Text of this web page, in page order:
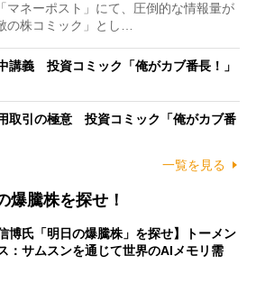
ネーポスト」にて、圧倒的な情報量が
の株コミック」とし…
講義 投資コミック「俺がカブ番長！」
取引の極意 投資コミック「俺がカブ番
一覧を見る
爆騰株を探せ！
博氏「明日の爆騰株」を探せ】トーメン
：サムスンを通じて世界のAIメモリ需